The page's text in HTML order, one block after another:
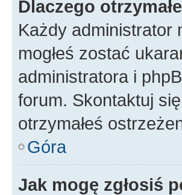
Dlaczego
Każdy administrator
mogłeś zostać
administratora i
forum. Skontaktuj
otrzymałeś
Góra
Jak mogę zgłosiś